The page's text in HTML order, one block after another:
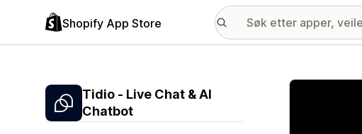
Shopify App Store
Tidio ‑ Live Chat & AI
Chatbot
Galleri med